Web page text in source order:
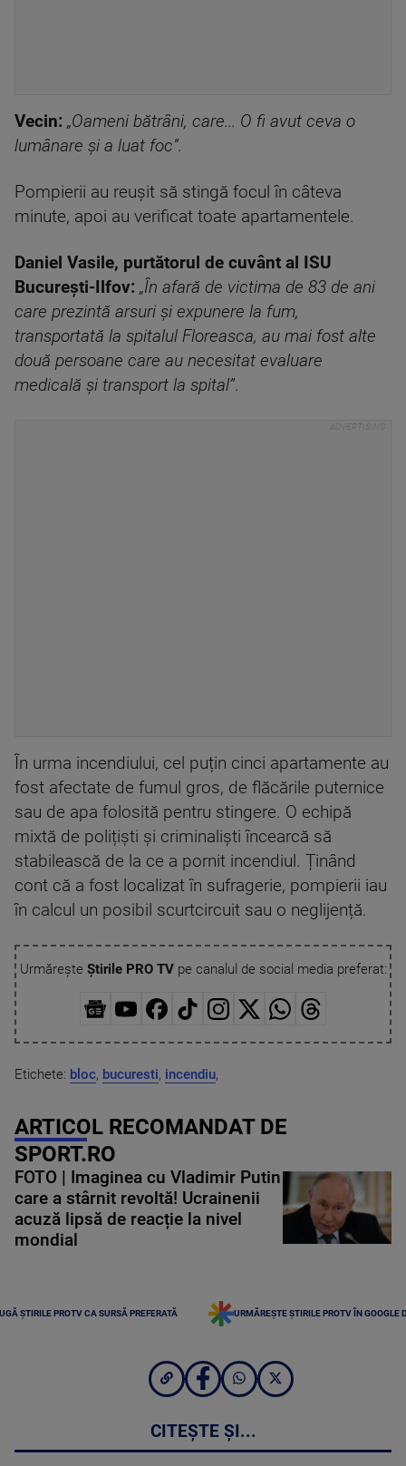
Vecin: „Oameni bătrâni, care... O fi avut ceva o
lumânare și a luat foc”.
Pompierii au reușit să stingă focul în câteva
minute, apoi au verificat toate apartamentele.
Daniel Vasile, purtătorul de cuvânt al ISU
București-Ilfov: „În afară de victima de 83 de ani
care prezintă arsuri și expunere la fum,
transportată la spitalul Floreasca, au mai fost alte
două persoane care au necesitat evaluare
medicală și transport la spital”.
În urma incendiului, cel puțin cinci apartamente au
fost afectate de fumul gros, de flăcările puternice
sau de apa folosită pentru stingere. O echipă
mixtă de polițiști și criminaliști încearcă să
stabilească de la ce a pornit incendiul. Ținând
cont că a fost localizat în sufragerie, pompierii iau
în calcul un posibil scurtcircuit sau o neglijență.
Urmărește Știrile PRO TVpe canalul de social media preferat:
Etichete: bloc, bucuresti, incendiu,
ARTICOL RECOMANDAT DE
SPORT.RO
FOTO | Imaginea cu Vladimir Putin
care a stârnit revoltă! Ucrainenii
acuză lipsă de reacție la nivel
mondial
ȘTIRILE PROTV CA SURSĂ PREFERATĂ URMĂREȘTE ȘTIRILE PROTV ÎN GOOGLE
CITEȘTE ȘI...